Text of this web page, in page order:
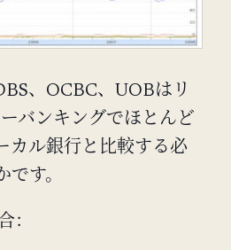
、OCBC、UOBはリ
バンキングでほとんど
カル銀行と比較する必
す。
：